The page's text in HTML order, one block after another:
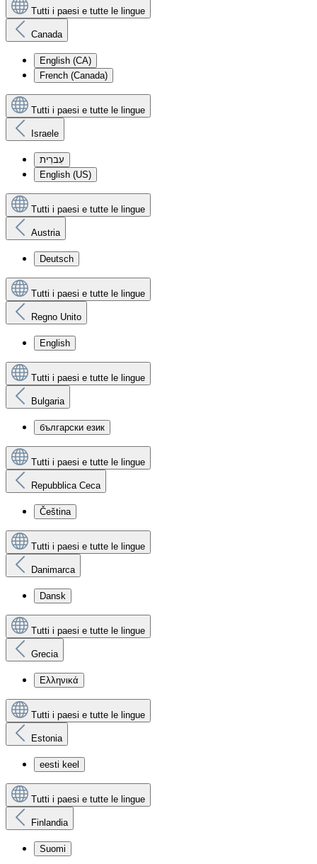
Tutti i paesi e tutte le lingue
Canada
English (CA)
French (Canada)
Tutti i paesi e tutte le lingue
Israele
עִברִית
English (US)
Tutti i paesi e tutte le lingue
Austria
Deutsch
Tutti i paesi e tutte le lingue
Regno Unito
English
Tutti i paesi e tutte le lingue
Bulgaria
български език
Tutti i paesi e tutte le lingue
Repubblica Ceca
Čeština
Tutti i paesi e tutte le lingue
Danimarca
Dansk
Tutti i paesi e tutte le lingue
Grecia
Ελληνικά
Tutti i paesi e tutte le lingue
Estonia
eesti keel
Tutti i paesi e tutte le lingue
Finlandia
Suomi